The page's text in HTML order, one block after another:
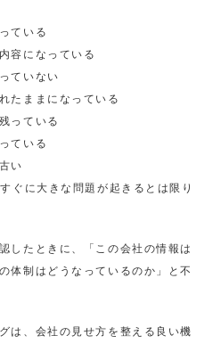
ている
容になっている
ていない
たままになっている
っている
ている
い
ぐに大きな問題が起きるとは限り
したときに、「この会社の情報は
体制はどうなっているのか」と不
は、会社の見せ方を整える良い機